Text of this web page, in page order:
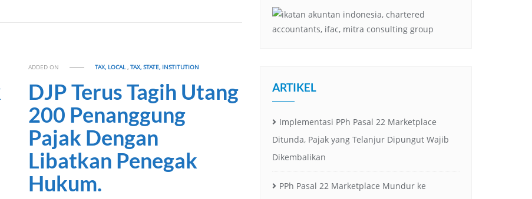
ADDED ON TAX, LOCAL, TAX, STATE, INSTITUTION
DJP Terus Tagih Utang
200 Penanggung
Pajak Dengan
Libatkan Penegak
Hukum.
ARTIKEL
Implementasi PPh Pasal 22 Marketplace
Ditunda, Pajak yang Telanjur Dipungut Wajib
Dikembalikan
PPh Pasal 22 Marketplace Mundur ke